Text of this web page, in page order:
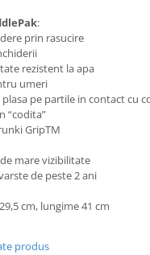
:
prin rasucire
rezistent la apa
umeri
pe partile in contact cu
“codita”
GripTM
mare vizibilitate
de peste 2 ani
cm, lungime 41 cm
produs